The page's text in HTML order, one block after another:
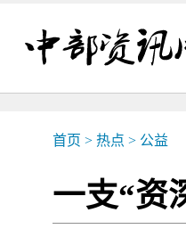
首页 > 热点 > 公益
一支“资